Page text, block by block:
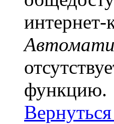
интернет-
функцию.